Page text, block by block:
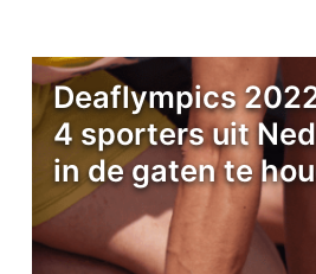
Deaflympics
4 sporters uit
in de gaten te